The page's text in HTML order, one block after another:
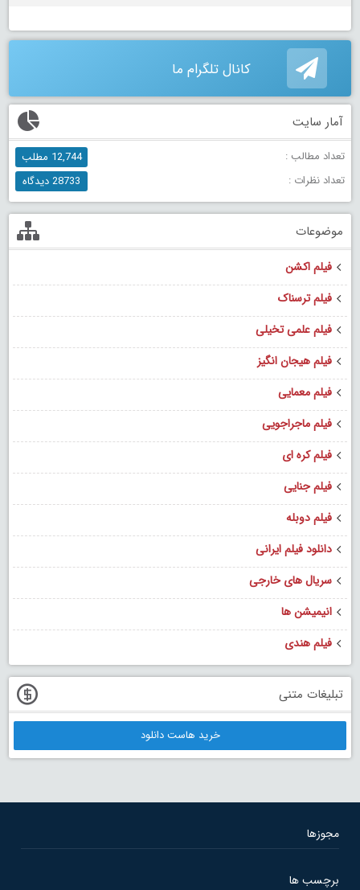
کانال تلگرام ما
آمار سایت
تعداد مطالب :
12,744 مطلب
تعداد نظرات :
28733 دیدگاه
موضوعات
فیلم اکشن
فیلم ترسناک
فیلم علمی تخیلی
فیلم هیجان انگیز
فیلم معمایی
فیلم ماجراجویی
فیلم کره ای
فیلم جنایی
فیلم دوبله
دانلود فیلم ایرانی
سریال های خارجی
انیمیشن ها
فیلم هندی
تبلیغات متنی
خرید هاست دانلود
مجوزها
برچسب ها